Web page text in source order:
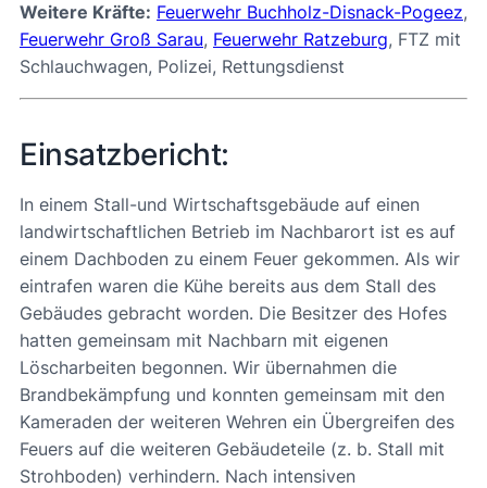
Weitere Kräfte: Feuerwehr Buchholz-Disnack-Pogeez,
Feuerwehr Groß Sarau, Feuerwehr Ratzeburg, FTZ mit
Schlauchwagen, Polizei, Rettungsdienst
Einsatzbericht:
In einem Stall-und Wirtschaftsgebäude auf einen
landwirtschaftlichen Betrieb im Nachbarort ist es auf
einem Dachboden zu einem Feuer gekommen. Als wir
eintrafen waren die Kühe bereits aus dem Stall des
Gebäudes gebracht worden. Die Besitzer des Hofes
hatten gemeinsam mit Nachbarn mit eigenen
Löscharbeiten begonnen. Wir übernahmen die
Brandbekämpfung und konnten gemeinsam mit den
Kameraden der weiteren Wehren ein Übergreifen des
Feuers auf die weiteren Gebäudeteile (z. b. Stall mit
Strohboden) verhindern. Nach intensiven